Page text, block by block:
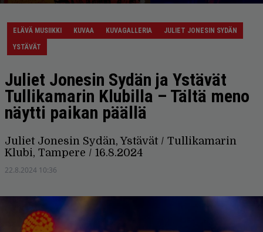
ELÄVÄ MUSIIKKI KUVAA KUVAGALLERIA
JULIET JONESIN SYDÄN
YSTÄVÄT
Juliet Jonesin Sydän ja Ystävät
Tullikamarin Klubilla – Tältä meno
näytti paikan päällä
Juliet Jonesin Sydän, Ystävät / Tullikamarin
Klubi, Tampere / 16.8.2024
22.8.2024 10:36